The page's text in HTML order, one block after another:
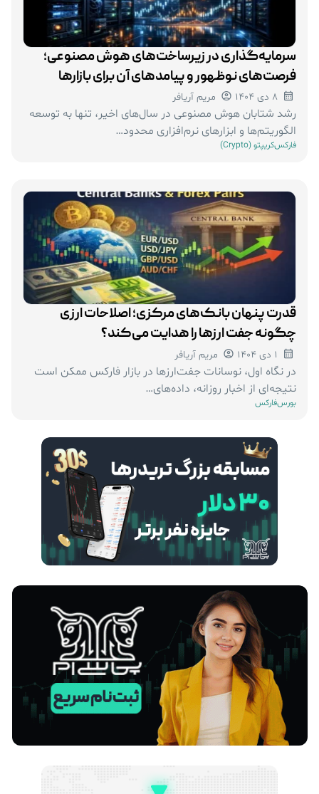
سرمایه‌گذاری در زیرساخت‌های هوش مصنوعی؛
فرصت‌های نوظهور و پیامدهای آن برای بازارها
8 دی 1404 مریم آریافر
رشد شتابان هوش مصنوعی در سال‌های اخیر، تنها به توسعه
الگوریتم‌ها و ابزارهای نرم‌افزاری محدود…
فارکس کریپتو (Crypto)
قدرت پنهان بانک‌های مرکزی؛ اصلاحات ارزی
چگونه جفت‌ ارزها را هدایت می‌کند؟
1 دی 1404 مریم آریافر
در نگاه اول، نوسانات جفت‌ارزها در بازار فارکس ممکن است
نتیجه‌ای از اخبار روزانه، داده‌های…
بورس فارکس